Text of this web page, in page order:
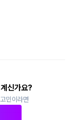
신가요?
민이라면